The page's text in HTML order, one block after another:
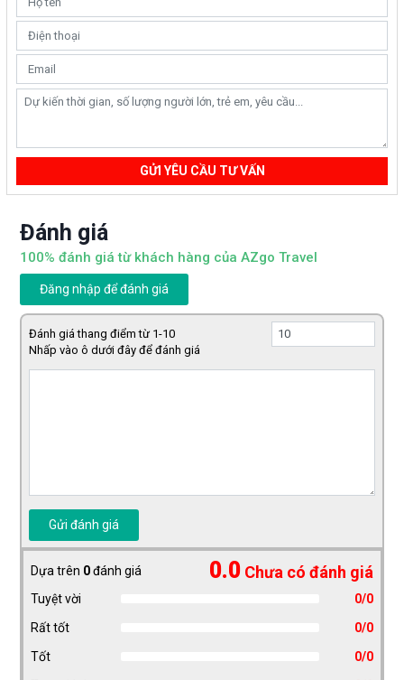
GỬI YÊU CẦU TƯ VẤN
Đánh giá
100% đánh giá từ khách hàng của AZgo Travel
Đăng nhập để đánh giá
Đánh giá thang điểm từ 1-10
Nhấp vào ô dưới đây để đánh giá
Gửi đánh giá
Dựa trên 0đánh giá 0.0 Chưa có đánh giá
Tuyệt vời
0/0
Rất tốt
0/0
Tốt
0/0